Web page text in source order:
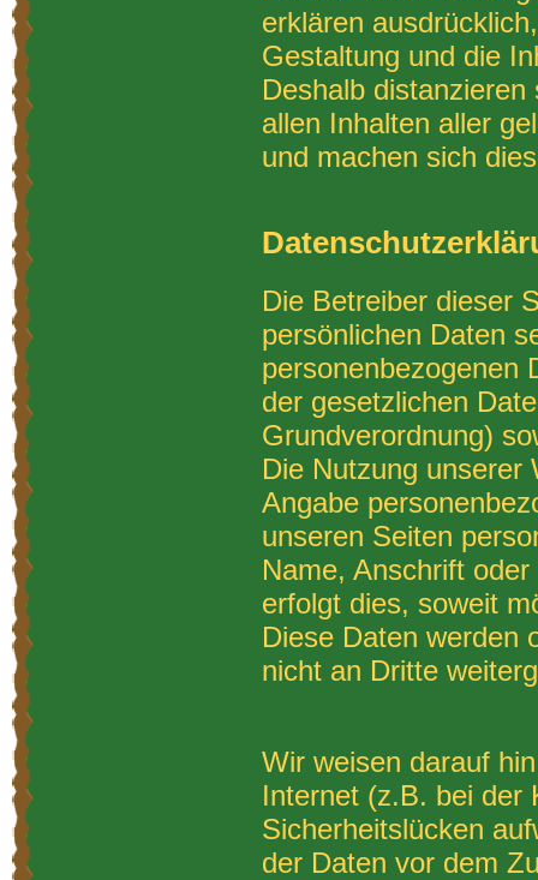
erklären
Gestaltung und die
Deshalb
allen Inhalten aller
und machen sich
Die Betreiber dieser
persönlichen Daten
personenbezogenen
der gesetzlichen
Grundverordnung)
Die Nutzung unserer
Angabe
unseren Seiten
Name, Anschrift
erfolgt dies, soweit
Diese Daten werden
nicht an Dritte
Wir weisen darauf
Internet (z.B. bei der
Sicherheitslücken
der Daten vor dem